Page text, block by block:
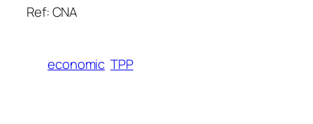
Ref: CNA
economic TPP